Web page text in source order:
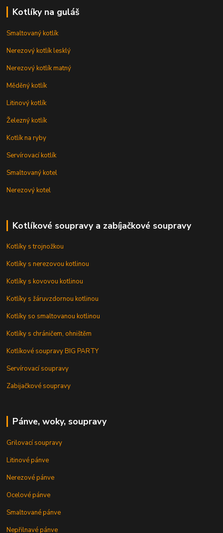
Kotlíky na guláš
Smaltovaný kotlík
Nerezový kotlík lesklý
Nerezový kotlík matný
Měděný kotlík
Litinový kotlík
Železný kotlík
Kotlík na ryby
Servírovací kotlík
Smaltovaný kotel
Nerezový kotel
Kotlíkové soupravy a zabíjačkové soupravy
Kotlíky s trojnožkou
Kotlíky s nerezovou kotlinou
Kotlíky s kovovou kotlinou
Kotlíky s žáruvzdornou kotlinou
Kotlíky so smaltovanou kotlinou
Kotlíky s chráničem, ohništěm
Kotlíkové soupravy BIG PARTY
Servírovací soupravy
Zabijačkové soupravy
Pánve, woky, soupravy
Grilovací soupravy
Litinové pánve
Nerezové pánve
Ocelové pánve
Smaltované pánve
Nepřilnavé pánve